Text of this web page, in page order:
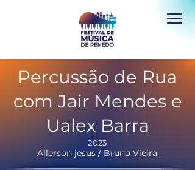
Percussão de Rua
com Jair Mendes e
Ualex Barra
2023
Allerson jesus / Bruno Vieira